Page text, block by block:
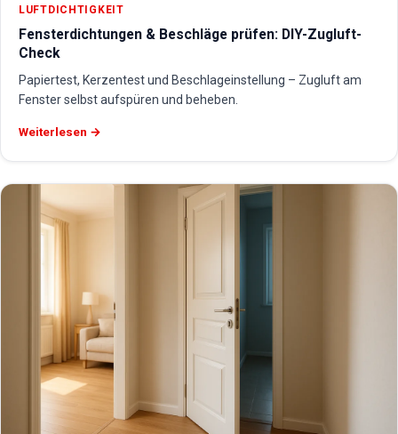
LUFTDICHTIGKEIT
Fensterdichtungen & Beschläge prüfen: DIY-Zugluft-
Check
Papiertest, Kerzentest und Beschlageinstellung – Zugluft am
Fenster selbst aufspüren und beheben.
Weiterlesen →